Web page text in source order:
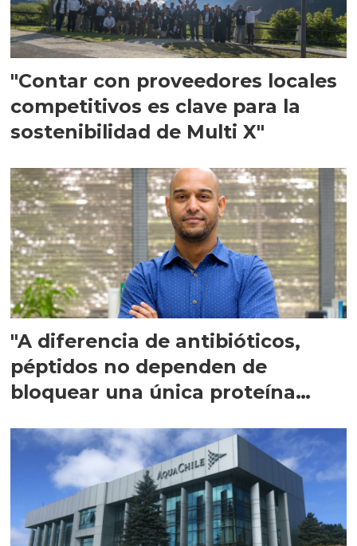
"Contar con proveedores locales
competitivos es clave para la
sostenibilidad de Multi X"
"A diferencia de antibióticos,
péptidos no dependen de
bloquear una única proteína